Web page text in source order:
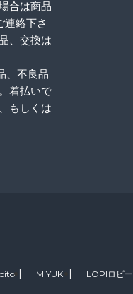
合は商品
連絡下さ
、交換は
、不良品
着払いで
もしくは
MIYUKI
LOPIロピー